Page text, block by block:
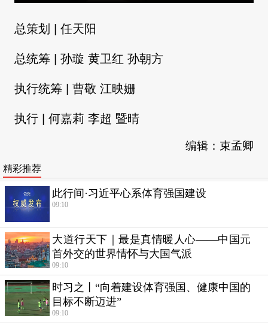
总策划 | 任天阳
总统筹 | 孙璇 黄卫红 孙朝方
执行统筹 | 曹敬 江映姗
执行 | 何嘉莉 李超 暨晴
编辑：束孟卿
精彩推荐